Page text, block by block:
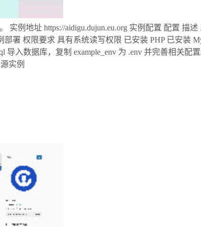
实例地址 https://aidigu.dujun.eu.org 实例配置 配置 描
部署 权限要求 具有系统读写权限 已安装 PHP 已安装
导入数据库，复制 example_env 为 .env 并完善相关
实例